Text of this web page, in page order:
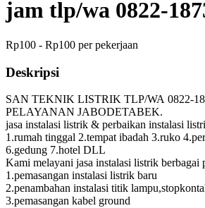
jam tlp/wa 0822-
Rp100 - Rp100 per pekerjaan
Deskripsi
SAN TEKNIK LISTRIK TLP/WA 0822-
PELAYANAN JABODETABEK.
jasa instalasi listrik & perbaikan instalasi
1.rumah tinggal 2.tempat ibadah 3.ruko
6.gedung 7.hotel DLL
Kami melayani jasa instalasi listrik berbagai
1.pemasangan instalasi listrik baru
2.penambahan instalasi titik
3.pemasangan kabel ground